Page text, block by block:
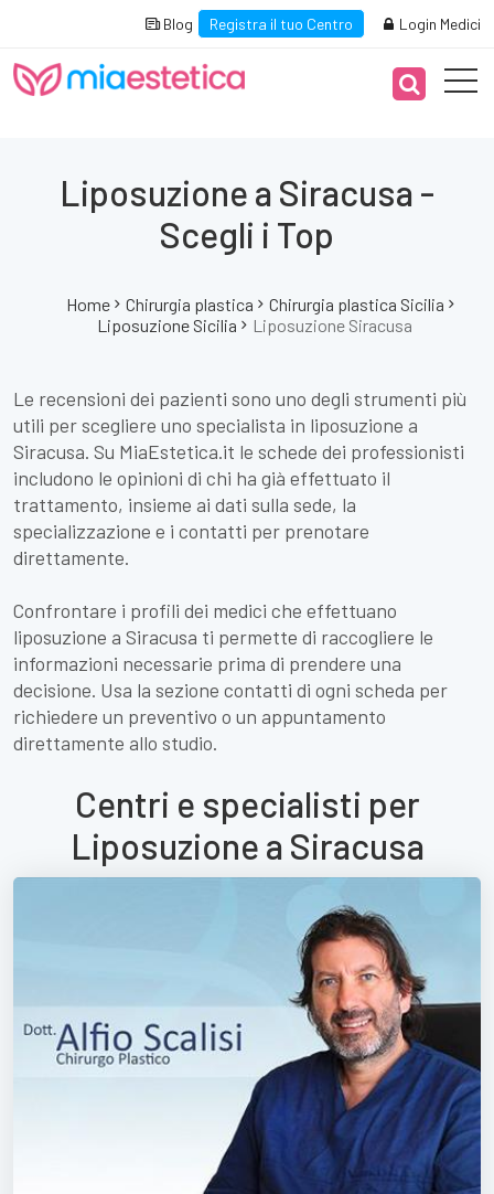
Blog Registra il tuo Centro Login Medici
Liposuzione a Siracusa -
Scegli i Top
Home Chirurgia plastica
Chirurgia plastica Sicilia
Liposuzione Sicilia
Liposuzione Siracusa
Le recensioni dei pazienti sono uno degli strumenti più
utili per scegliere uno specialista in liposuzione a
Siracusa. Su MiaEstetica.it le schede dei professionisti
includono le opinioni di chi ha già effettuato il
trattamento, insieme ai dati sulla sede, la
specializzazione e i contatti per prenotare
direttamente.
Confrontare i profili dei medici che effettuano
liposuzione a Siracusa ti permette di raccogliere le
informazioni necessarie prima di prendere una
decisione. Usa la sezione contatti di ogni scheda per
richiedere un preventivo o un appuntamento
direttamente allo studio.
Centri e specialisti per
Liposuzione a Siracusa